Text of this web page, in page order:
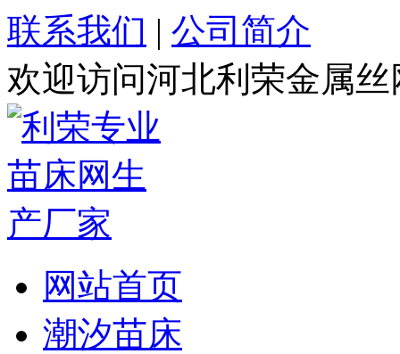
联系我们 | 公司简介
欢迎访问河北利荣金属
网站首页
潮汐苗床